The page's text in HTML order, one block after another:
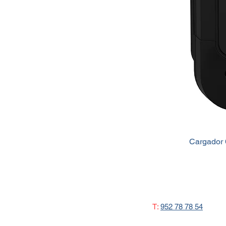
Cargador
T: 952 78 78 54